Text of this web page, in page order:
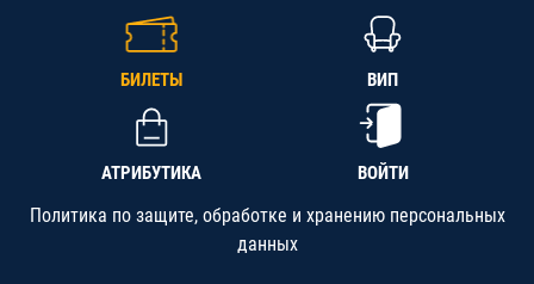
БИЛЕТЫ ВИП
АТРИБУТИКА ВОЙТИ
Политика по защите, обработке и хранению персональных
данных